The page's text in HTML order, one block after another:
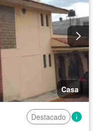
Casa
Destacado